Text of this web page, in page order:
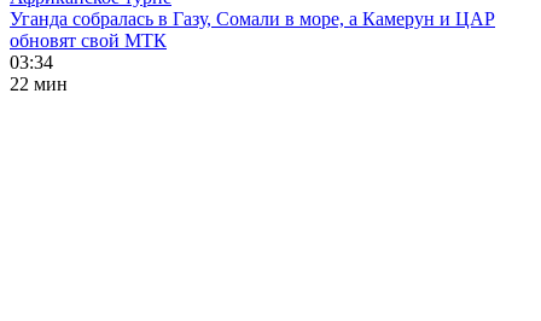
Уганда собралась в Газу, Сомали в море, а Камерун и ЦАР
обновят свой МТК
03:34
22 мин